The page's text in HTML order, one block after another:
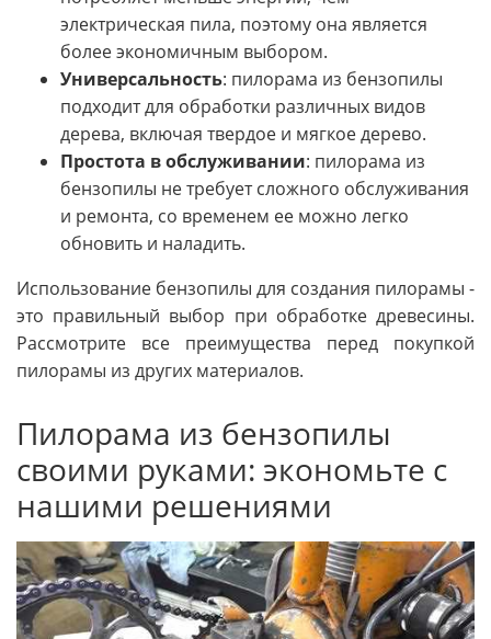
электрическая пила, поэтому она является
более экономичным выбором.
Универсальность: пилорама из бензопилы
подходит для обработки различных видов
дерева, включая твердое и мягкое дерево.
Простота в обслуживании: пилорама из
бензопилы не требует сложного обслуживания
и ремонта, со временем ее можно легко
обновить и наладить.
Использование бензопилы для создания пилорамы -
это правильный выбор при обработке древесины.
Рассмотрите все преимущества перед покупкой
пилорамы из других материалов.
Пилорама из бензопилы
своими руками: экономьте с
нашими решениями